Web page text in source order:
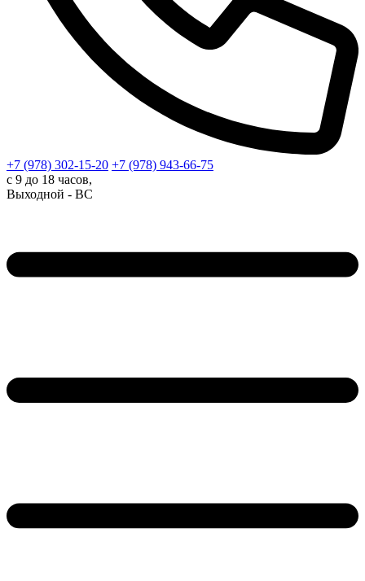
+7 (978) 302-15-20 +7 (978) 943-66-75
с 9 до 18 часов,
Выходной - ВС